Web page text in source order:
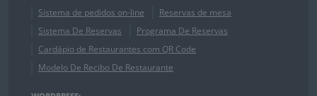
Sistema de pedidos on-line
Reservas de mesa
Sistema De Reservas
Programa De Reservas
Cardápio de Restaurantes com QR Code
Modelo De Recibo De Restaurante